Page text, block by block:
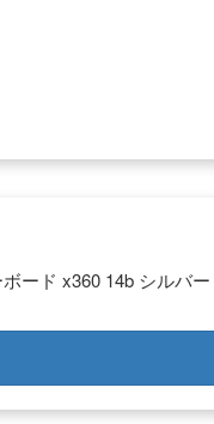
ード x360 14b シルバ